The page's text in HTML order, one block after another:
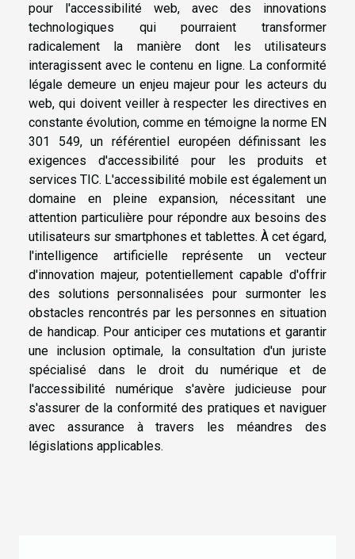
pour l'accessibilité web, avec des innovations
technologiques qui pourraient transformer
radicalement la manière dont les utilisateurs
interagissent avec le contenu en ligne. La conformité
légale demeure un enjeu majeur pour les acteurs du
web, qui doivent veiller à respecter les directives en
constante évolution, comme en témoigne la norme EN
301 549, un référentiel européen définissant les
exigences d'accessibilité pour les produits et
services TIC. L'accessibilité mobile est également un
domaine en pleine expansion, nécessitant une
attention particulière pour répondre aux besoins des
utilisateurs sur smartphones et tablettes. À cet égard,
l'intelligence artificielle représente un vecteur
d'innovation majeur, potentiellement capable d'offrir
des solutions personnalisées pour surmonter les
obstacles rencontrés par les personnes en situation
de handicap. Pour anticiper ces mutations et garantir
une inclusion optimale, la consultation d'un juriste
spécialisé dans le droit du numérique et de
l'accessibilité numérique s'avère judicieuse pour
s'assurer de la conformité des pratiques et naviguer
avec assurance à travers les méandres des
législations applicables.